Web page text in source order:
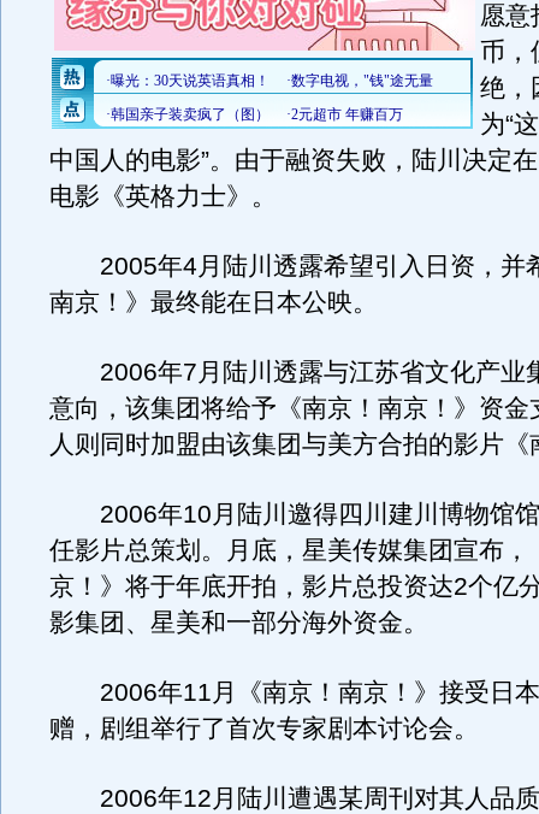
愿意
币，
绝，
为“
中国人的电影”。由于融资失败，陆川决定
电影《英格力士》。
2005年4月陆川透露希望引入日资，并
南京！》最终能在日本公映。
2006年7月陆川透露与江苏省文化产业
意向，该集团将给予《南京！南京！》资金
人则同时加盟由该集团与美方合拍的影片《
2006年10月陆川邀得四川建川博物馆
任影片总策划。月底，星美传媒集团宣布，
京！》将于年底开拍，影片总投资达2个亿
影集团、星美和一部分海外资金。
2006年11月《南京！南京！》接受日
赠，剧组举行了首次专家剧本讨论会。
2006年12月陆川遭遇某周刊对其人品